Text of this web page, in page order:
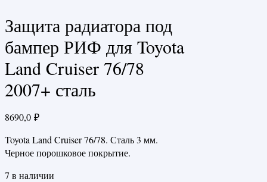
Защита радиатора под
бампер РИФ для Toyota
Land Cruiser 76/78
2007+ сталь
8690,0 ₽
Toyota Land Cruiser 76/78. Сталь 3 мм.
Черное порошковое покрытие.
7 в наличии